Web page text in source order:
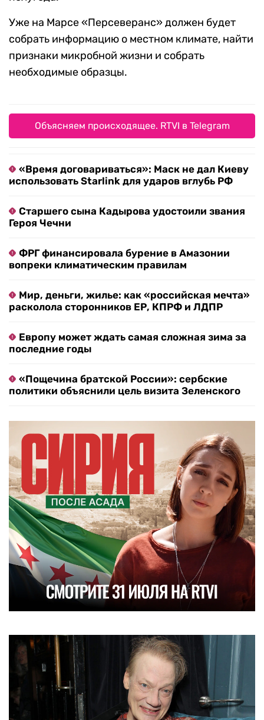
Уже на Марсе «Персеверанс» должен будет
собрать информацию о местном климате, найти
признаки микробной жизни и собрать
необходимые образцы.
Объясняем происходящее. RTVI в Telegram
«Время договариваться»: Маск не дал Киеву
использовать Starlink для ударов вглубь РФ
Старшего сына Кадырова удостоили звания
Героя Чечни
ФРГ финансировала бурение в Амазонии
вопреки климатическим правилам
Мир, деньги, жилье: как «российская мечта»
расколола сторонников ЕР, КПРФ и ЛДПР
Европу может ждать самая сложная зима за
последние годы
«Пощечина братской России»: сербские
политики объяснили цель визита Зеленского